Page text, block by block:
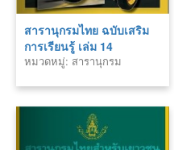
สารานุกรมไทย ฉบับเสริม
การเรียนรู้ เล่ม 14
หมวดหมู่: สารานุกรม